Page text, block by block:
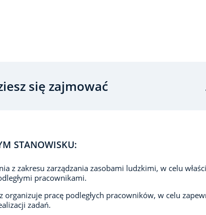
się zajmować
STANOWISKU:
z zakresu zarządzania zasobami ludzkimi, w celu
pracownikami.
organizuje pracę podległych pracowników, w celu
zadań.